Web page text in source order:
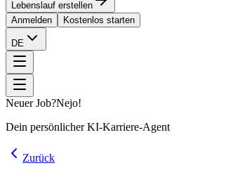
Lebenslauf erstellen
Anmelden
Kostenlos starten
DE
Neuer Job?Nejo!
Dein persönlicher KI-Karriere-Agent
Zurück